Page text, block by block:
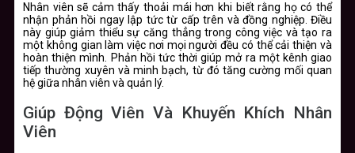
Nhân viên sẽ cảm thấy thoải mái hơn khi biết rằng họ có thể
nhận phản hồi ngay lập tức từ cấp trên và đồng nghiệp. Điều
này giúp giảm thiểu sự căng thẳng trong công việc và tạo ra
một không gian làm việc nơi mọi người đều có thể cải thiện và
hoàn thiện mình. Phản hồi tức thời giúp mở ra một kênh giao
tiếp thường xuyên và minh bạch, từ đó tăng cường mối quan
hệ giữa nhân viên và quản lý.
Giúp Động Viên Và Khuyến Khích Nhân
Viên